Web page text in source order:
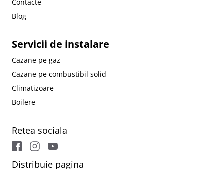
Contacte
Blog
Servicii de instalare
Cazane pe gaz
Cazane pe combustibil solid
Climatizoare
Boilere
Retea sociala
Distribuie pagina